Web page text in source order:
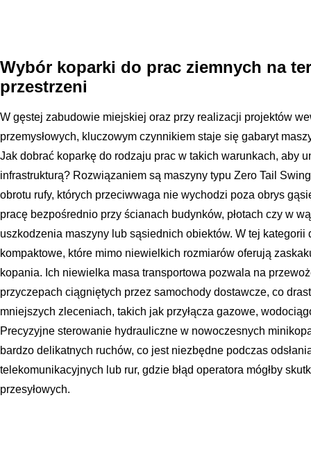
Wybór koparki do prac ziemnych na
przestrzeni
W gęstej zabudowie miejskiej oraz przy realizacji projektów
przemysłowych, kluczowym czynnikiem staje się gabaryt
Jak dobrać koparkę do rodzaju prac w takich warunkach, aby
infrastrukturą? Rozwiązaniem są maszyny typu Zero Tail
obrotu rufy, których przeciwwaga nie wychodzi poza obrys
pracę bezpośrednio przy ścianach budynków, płotach czy w
uszkodzenia maszyny lub sąsiednich obiektów. W tej
kompaktowe, które mimo niewielkich rozmiarów oferują
kopania. Ich niewielka masa transportowa pozwala na
przyczepach ciągniętych przez samochody dostawcze, co
mniejszych zleceniach, takich jak przyłącza gazowe,
Precyzyjne sterowanie hydrauliczne w nowoczesnych
bardzo delikatnych ruchów, co jest niezbędne podczas
telekomunikacyjnych lub rur, gdzie błąd operatora mógłby
przesyłowych.